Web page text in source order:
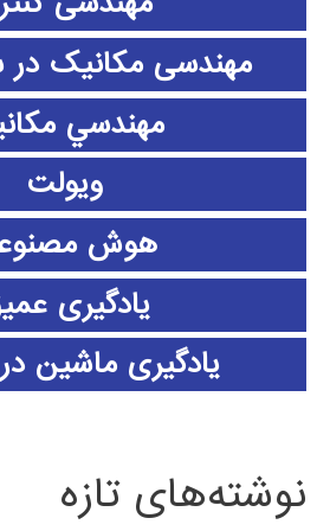
مهندسی مکانیک در
مهندسي
ویولت
هوش
یادگیری
یادگیری ماشین
نوشته‌های تازه